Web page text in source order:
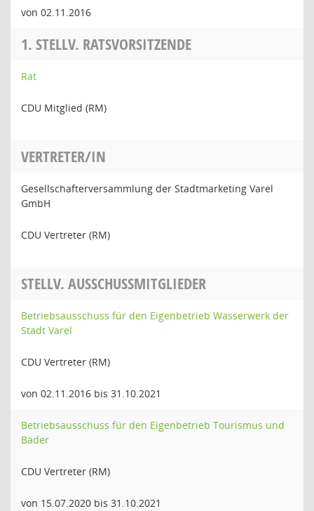
von 02.11.2016
1. STELLV. RATSVORSITZENDE
Rat
CDU Mitglied (RM)
VERTRETER/IN
Gesellschafterversammlung der Stadtmarketing Varel
GmbH
CDU Vertreter (RM)
STELLV. AUSSCHUSSMITGLIEDER
Betriebsausschuss für den Eigenbetrieb Wasserwerk der
Stadt Varel
CDU Vertreter (RM)
von 02.11.2016 bis 31.10.2021
Betriebsausschuss für den Eigenbetrieb Tourismus und
Bäder
CDU Vertreter (RM)
von 15.07.2020 bis 31.10.2021